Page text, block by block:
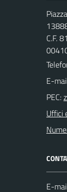
C.F.
E-
PEC:
Uffici
E-